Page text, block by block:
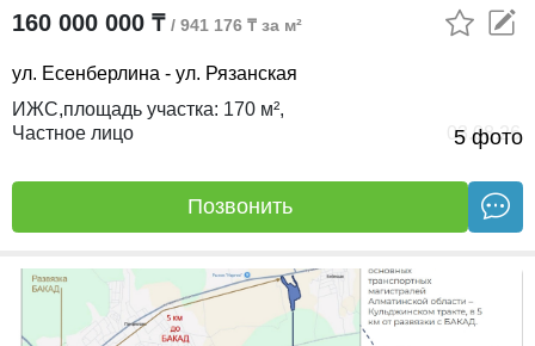
5 фото
160 000 000 ₸ / 941 176 ₸ за м²
ул. Есенберлина - ул. Рязанская
ИЖС,площадь участка: 170 м²,
Частное лицо
03.08.26
Позвонить